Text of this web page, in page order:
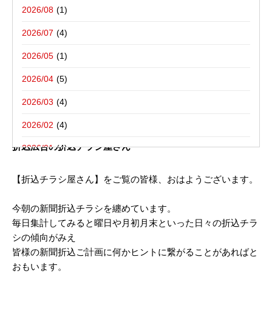
千葉県松戸市－折込プラン例のご紹介
愛媛県松山市－折込プラン例のご紹介
栃木県宇都宮市－折込プラン例のご紹介
東京都八王子市－折込プラン例のご紹介
2026/08
2026/07
2026/05
2026/04
2026/03
2026/02
2026/01
2025/08
2025/07
2025/06
デザイン・チラシ・印刷・折込配布を
一括でお受けする折込チラシ屋さんブ
新聞折込チラシ内容 10/24（木）折込 さいたま市｜新聞
折込広告の折込チラシ屋さん
【折込チラシ屋さん】をご覧の皆様、おはようございます。
今朝の新聞折込チラシを纏めています。
毎日集計してみると曜日や月初月末といった日々の折込チラ
シの傾向がみえ
皆様の新聞折込ご計画に何かヒントに繋がることがあればと
おもいます。